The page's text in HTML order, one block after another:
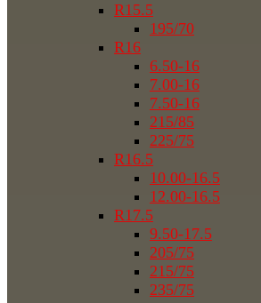
R15.5
195/70
R16
6.50-16
7.00-16
7.50-16
215/85
225/75
R16.5
10.00-16.5
12.00-16.5
R17.5
9.50-17.5
205/75
215/75
235/75